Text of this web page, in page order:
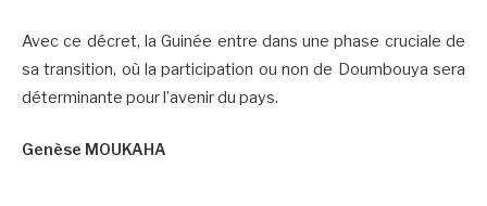
Avec ce décret, la Guinée entre dans une phase cruciale de
sa transition, où la participation ou non de Doumbouya sera
déterminante pour l’avenir du pays.
Genèse MOUKAHA